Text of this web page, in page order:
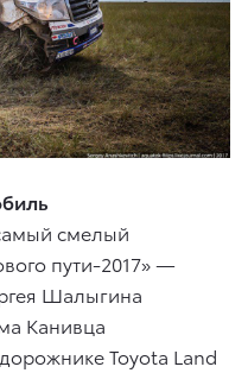
смелый
пути-2017» —
Шалыгина
Канивца
Toyota Land